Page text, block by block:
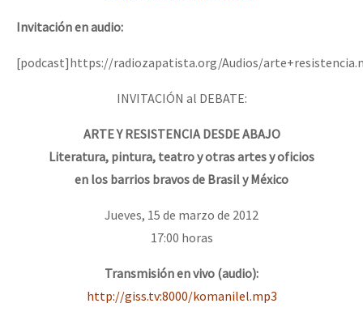
Invitación en audio:
[podcast]https://radiozapatista.org/Audios/
INVITACIÓN al DEBATE:
ARTE Y RESISTENCIA DESDE ABAJO
Literatura, pintura, teatro y otras artes y oficios
en los barrios bravos de Brasil y México
Jueves, 15 de marzo de 2012
17:00 horas
Transmisión en vivo (audio):
http://giss.tv:8000/komanilel.mp3